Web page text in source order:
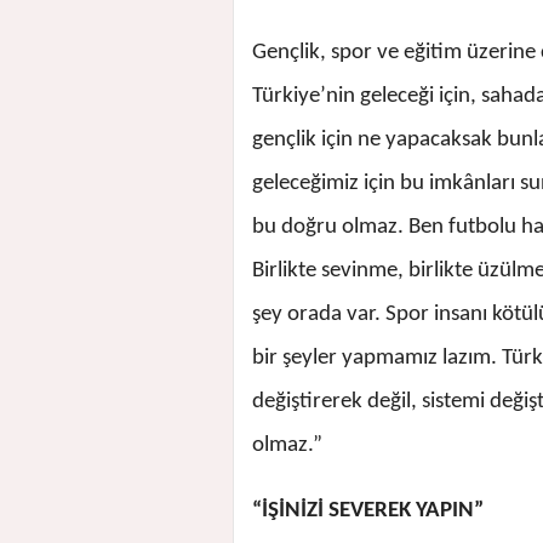
Gençlik, spor ve eğitim üzerine
Türkiye’nin geleceği için,
gençlik için ne yapacaksak
geleceğimiz için bu imkânları
bu doğru olmaz. Ben futbolu
Birlikte sevinme, birlikte
şey orada var. Spor insanı
bir şeyler yapmamız lazım.
değiştirerek değil, sistemi
olmaz.”
“İŞİNİZİ SEVEREK YAPIN”